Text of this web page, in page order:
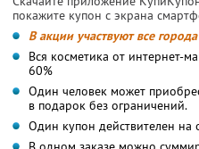
покажите купон с экрана
В акции участвуют все
Вся косметика от интернет-
60%
Один человек может
в подарок без ограничений.
Один купон действителен на